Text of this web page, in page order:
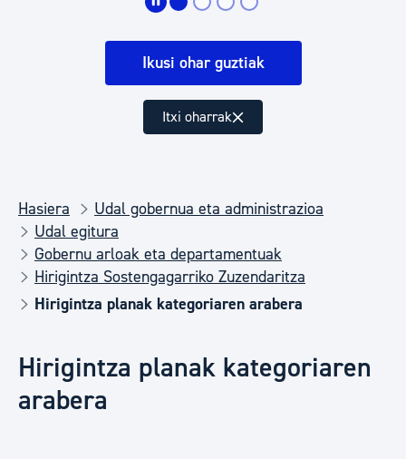
Ikusi ohar guztiak
Itxi oharrak
Hasiera
Udal gobernua eta administrazioa
Udal egitura
Gobernu arloak eta departamentuak
Hirigintza Sostengagarriko Zuzendaritza
Hirigintza planak kategoriaren arabera
Hirigintza planak kategoriaren
arabera